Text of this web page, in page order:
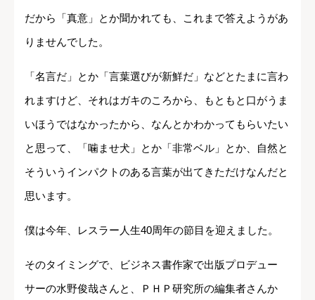
だから「真意」とか聞かれても、これまで答えようがあ
りませんでした。
「名言だ」とか「言葉選びが新鮮だ」などとたまに言わ
れますけど、それはガキのころから、もともと口がうま
いほうではなかったから、なんとかわかってもらいたい
と思って、「噛ませ犬」とか「非常ベル」とか、自然と
そういうインパクトのある言葉が出てきただけなんだと
思います。
僕は今年、レスラー人生40周年の節目を迎えました。
そのタイミングで、ビジネス書作家で出版プロデュー
サーの水野俊哉さんと、ＰＨＰ研究所の編集者さんか